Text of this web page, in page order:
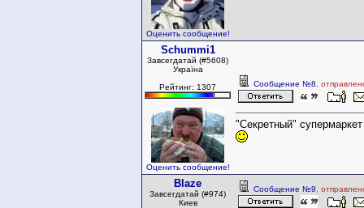
Оценить сообщение!
Schummi1
Завсегдатай (#5608)
Україна
Рейтинг: 1307
Оценить сообщение!
Сообщение №8 ,
"Секретный"
Blaze
Завсегдатай (#974)
Киев
Сообщение №9 ,